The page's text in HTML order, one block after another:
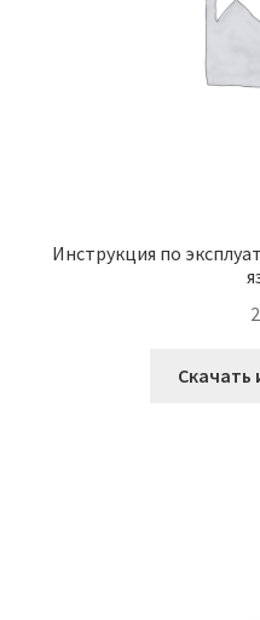
Инструкция по
Скачать